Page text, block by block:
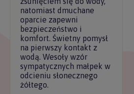
natomiast dmuchane
oparcie zapewni
bezpieczeństwo i
komfort. Świetny pomysł
na pierwszy kontakt z
wodą. Wesoły wzór
sympatycznych małpek w
odcieniu słonecznego
żółtego.